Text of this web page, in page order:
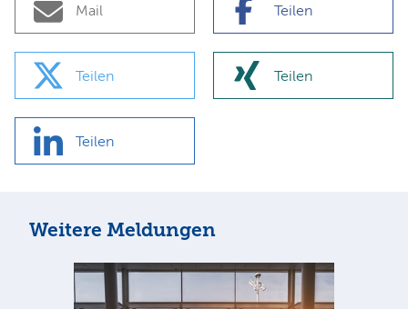
Mail Teilen
Teilen Teilen
Teilen
Weitere Meldungen